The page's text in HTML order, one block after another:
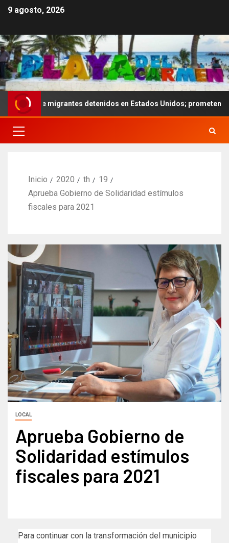
9 agosto, 2026
migrantes detenidos en Estados Unidos; prometen liberarlos
Inicio 2020 th
19
Aprueba Gobierno de Solidaridad estímulos
fiscales para 2021
LOCAL
Aprueba Gobierno de
Solidaridad estímulos
fiscales para 2021
Para continuar con la transformación del municipio